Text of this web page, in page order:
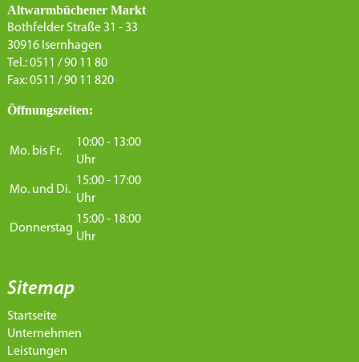
Altwarmbüchener Markt
Bothfelder Straße 31 - 33
30916 Isernhagen
Tel.: 0511 / 90 11 80
Fax: 0511 / 90 11 820
Öffnungszeiten:
Mo. bis Fr.
10:00 - 13:00
Uhr
Mo. und Di.
15:00 - 17:00
Uhr
Donnerstag
15:00 - 18:00
Uhr
Sitemap
Startseite
Unternehmen
Leistungen